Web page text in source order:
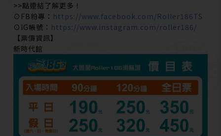
>>點連結了解更多！
⊙FB粉專： https://www.facebook.com/Roller186TS
⊙IG帳號： https://www.instagram.com/roller186/
【票價資訊】
新時代館